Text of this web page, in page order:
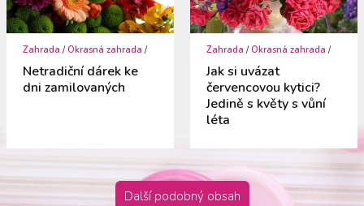
Zahrada /Okrasná zahrada /
Netradiční dárek ke
dni zamilovaných
Zahrada /Okrasná zahrada /
Jak si uvázat
červencovou kytici?
Jedině s květy s vůní
léta
Další podobný obsah